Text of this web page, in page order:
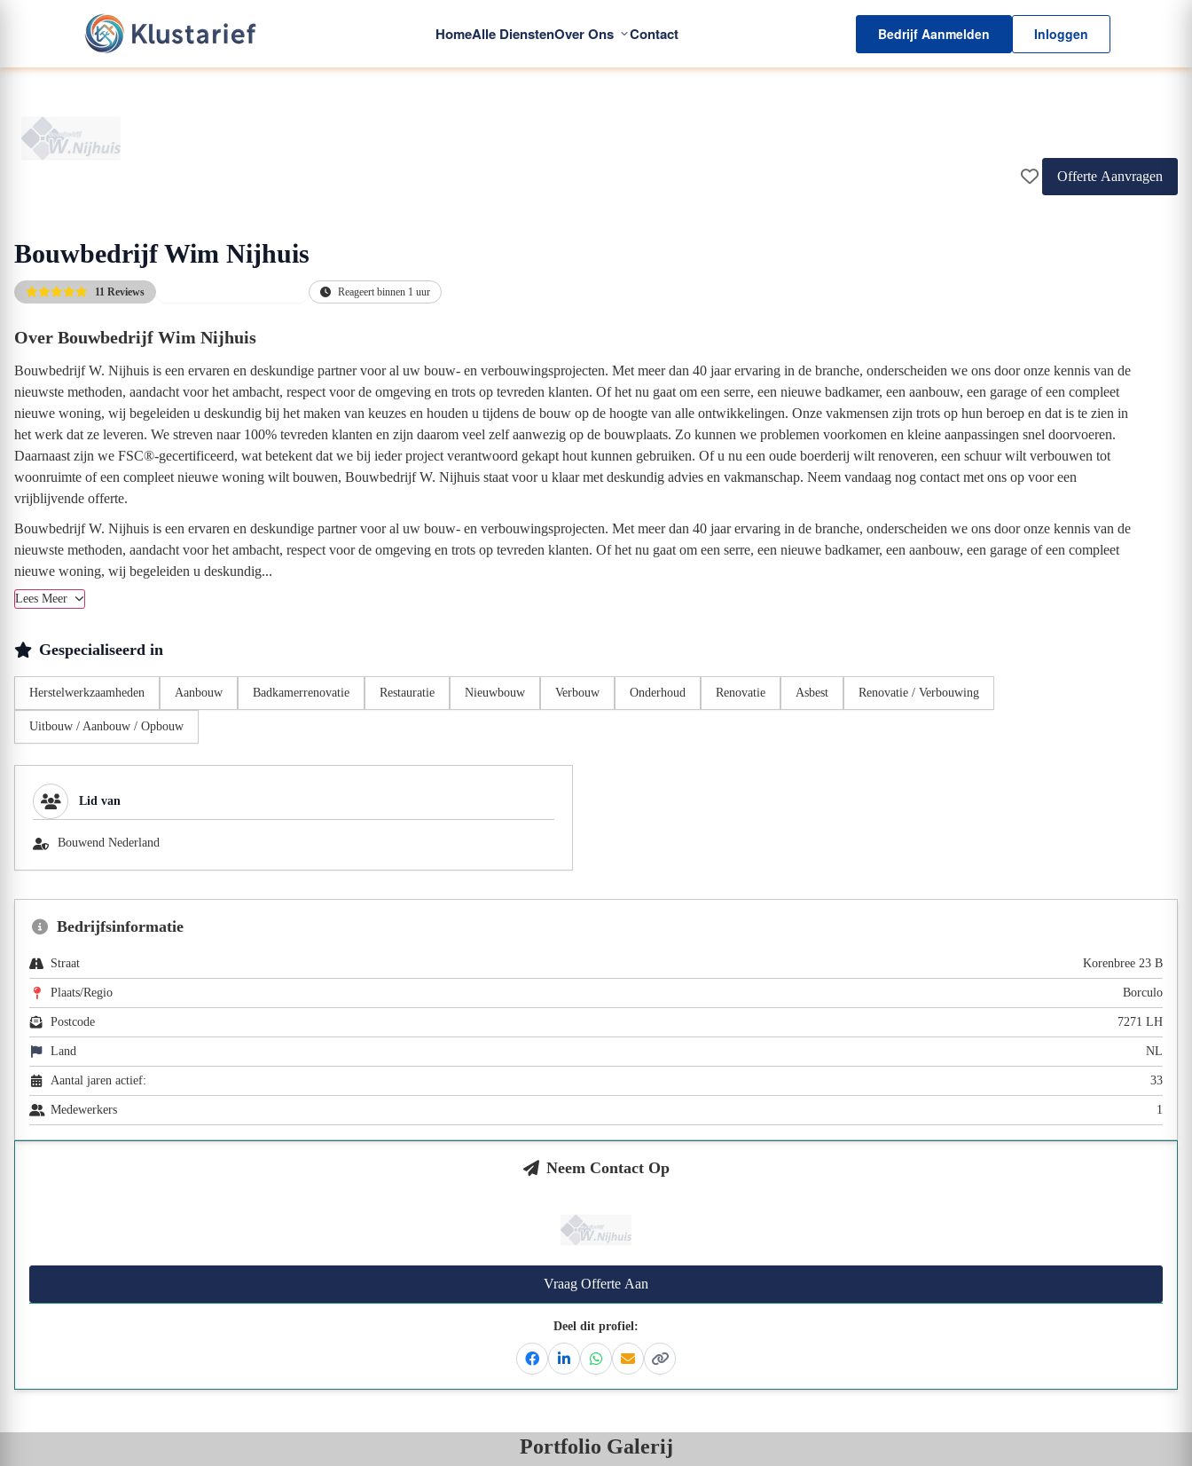
HomeAlle DienstenOver Ons Contact Bedrijf Aanmelden Inloggen
Offerte Aanvragen
Bouwbedrijf Wim Nijhuis
11 Reviews Reageert binnen 1 uur
Over Bouwbedrijf Wim Nijhuis
Bouwbedrijf W. Nijhuis is een ervaren en deskundige partner voor al uw bouw- en verbouwingsprojecten. Met meer dan 40 jaar ervaring in de branche, onderscheiden we ons door onze kennis van de
nieuwste methoden, aandacht voor het ambacht, respect voor de omgeving en trots op tevreden klanten. Of het nu gaat om een serre, een nieuwe badkamer, een aanbouw, een garage of een compleet
nieuwe woning, wij begeleiden u deskundig bij het maken van keuzes en houden u tijdens de bouw op de hoogte van alle ontwikkelingen. Onze vakmensen zijn trots op hun beroep en dat is te zien in
het werk dat ze leveren. We streven naar 100% tevreden klanten en zijn daarom veel zelf aanwezig op de bouwplaats. Zo kunnen we problemen voorkomen en kleine aanpassingen snel doorvoeren.
Daarnaast zijn we FSC®-gecertificeerd, wat betekent dat we bij ieder project verantwoord gekapt hout kunnen gebruiken. Of u nu een oude boerderij wilt renoveren, een schuur wilt verbouwen tot
woonruimte of een compleet nieuwe woning wilt bouwen, Bouwbedrijf W. Nijhuis staat voor u klaar met deskundig advies en vakmanschap. Neem vandaag nog contact met ons op voor een
vrijblijvende offerte.
Bouwbedrijf W. Nijhuis is een ervaren en deskundige partner voor al uw bouw- en verbouwingsprojecten. Met meer dan 40 jaar ervaring in de branche, onderscheiden we ons door onze kennis van de
nieuwste methoden, aandacht voor het ambacht, respect voor de omgeving en trots op tevreden klanten. Of het nu gaat om een serre, een nieuwe badkamer, een aanbouw, een garage of een compleet
nieuwe woning, wij begeleiden u deskundig...
Lees Meer
Gespecialiseerd in
Herstelwerkzaamheden Aanbouw Badkamerrenovatie Restauratie Nieuwbouw Verbouw Onderhoud Renovatie Asbest Renovatie / Verbouwing
Uitbouw / Aanbouw / Opbouw
Lid van
Bouwend Nederland
Bedrijfsinformatie
Straat Korenbree 23 B
Plaats/Regio Borculo
Postcode 7271 LH
Land NL
Aantal jaren actief: 33
Medewerkers 1
Neem Contact Op
Vraag Offerte Aan
Deel dit profiel:
FacebookLinkedinWhatsapp
EmailKopieer link
Portfolio Galerij